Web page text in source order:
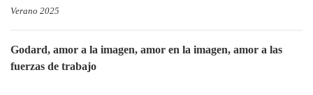
Verano 2025
Godard, amor a la imagen, amor en la imagen, amor a las
fuerzas de trabajo